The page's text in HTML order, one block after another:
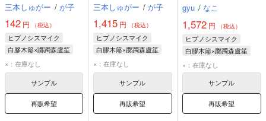
三本しゅがー / が子
142 円 （税込）
ヒプノシスマイク
白膠木簓×躑躅森盧笙
白膠木簓
×：在庫なし
サンプル
再販希望
三本しゅがー / が子
1,415 円 （税込）
ヒプノシスマイク
白膠木簓×躑躅森盧笙
白膠木簓
×：在庫なし
サンプル
再販希望
gyu / なこ
1,572円 （税込）
ヒプノシスマイク
白膠木簓×躑躅森盧笙
白膠木簓
×：在庫なし
サンプル
再販希望